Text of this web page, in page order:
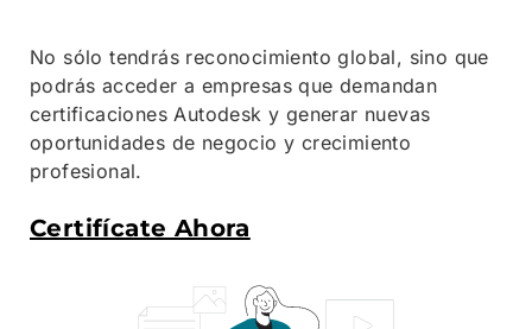
No sólo tendrás reconocimiento global, sino que
podrás acceder a empresas que demandan
certificaciones Autodesk y generar nuevas
oportunidades de negocio y crecimiento
profesional.
Certifícate Ahora